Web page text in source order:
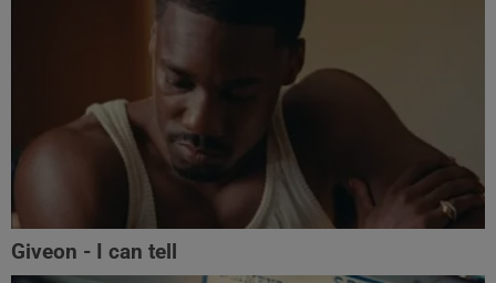
Giveon - I can tell